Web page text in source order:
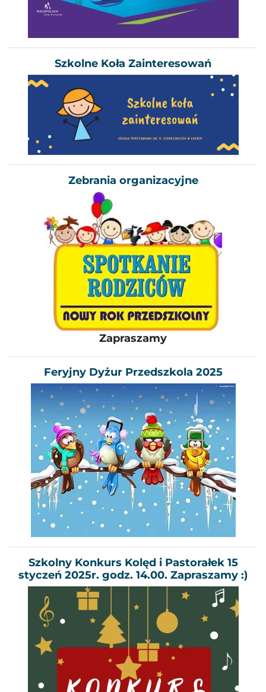
Szkolne Koła Zainteresowań
Zebrania organizacyjne
Zapraszamy
Feryjny Dyżur Przedszkola 2025
Szkolny Konkurs Kolęd i Pastorałek 15
styczeń 2025r. godz. 14.00. Zapraszamy :)